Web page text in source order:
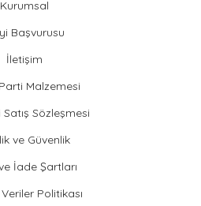
Kurumsal
Başvurusu
İletişim
Malzemesi
Sözleşmesi
ve Güvenlik
İade Şartları
Politikası